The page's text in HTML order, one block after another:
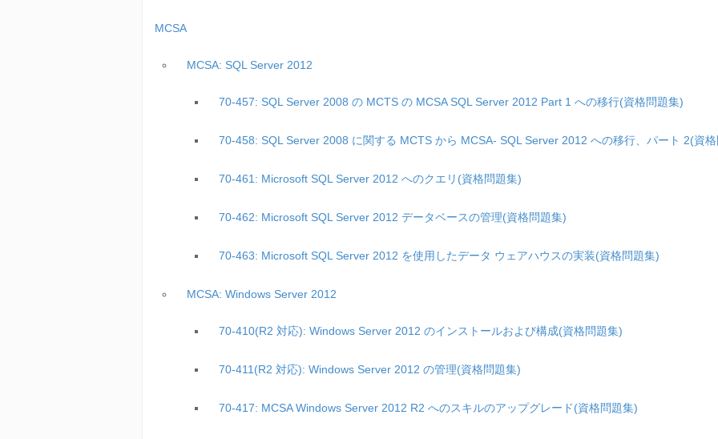
MCSA
MCSA: SQL Server 2012
70-457: SQL Server 2008 の MCTS の MCSA SQL Server 2012 Part 1 への移行(資格問題集)
70-458: SQL Server 2008 に関する MCTS から MCSA- SQL Server 2012 への移行、パート 2(資
70-461: Microsoft SQL Server 2012 へのクエリ(資格問題集)
70-462: Microsoft SQL Server 2012 データベースの管理(資格問題集)
70-463: Microsoft SQL Server 2012 を使用したデータ ウェアハウスの実装(資格問題集)
MCSA: Windows Server 2012
70-410(R2 対応): Windows Server 2012 のインストールおよび構成(資格問題集)
70-411(R2 対応): Windows Server 2012 の管理(資格問題集)
70-417: MCSA Windows Server 2012 R2 へのスキルのアップグレード(資格問題集)